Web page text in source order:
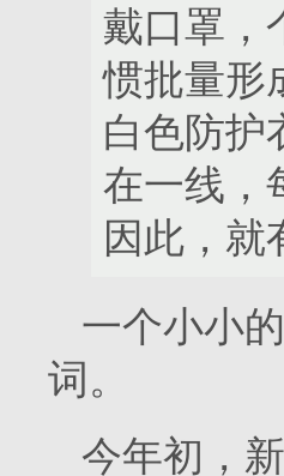
戴口罩，
惯批量形
白色防护
在一线，
因此，就
一个小小
词。
今年初，